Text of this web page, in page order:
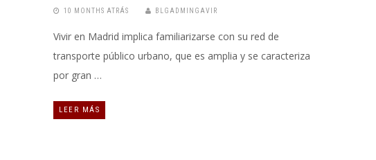
10 MONTHS ATRÁS BLGADMINGAVIR
Vivir en Madrid implica familiarizarse con su red de
transporte público urbano, que es amplia y se caracteriza
por gran …
LEER MÁS